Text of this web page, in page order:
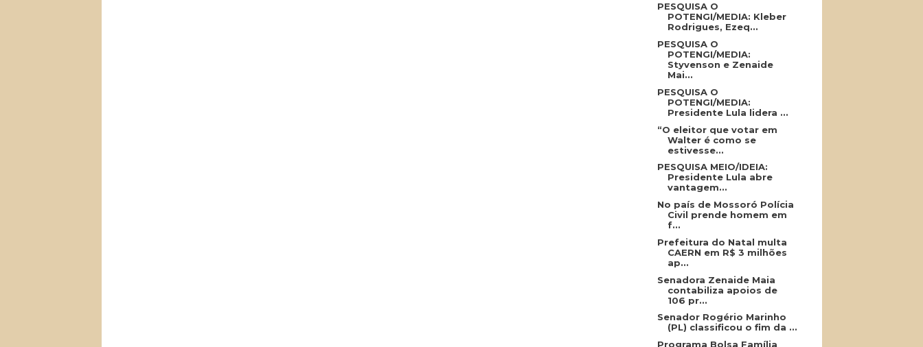
PESQUISA O
POTENGI/MEDIA: Kleber
Rodrigues, Ezeq...
PESQUISA O
POTENGI/MEDIA:
Styvenson e Zenaide
Mai...
PESQUISA O
POTENGI/MEDIA:
Presidente Lula lidera ...
“O eleitor que votar em
Walter é como se
estivesse...
PESQUISA MEIO/IDEIA:
Presidente Lula abre
vantagem...
No país de Mossoró Polícia
Civil prende homem em
f...
Prefeitura do Natal multa
CAERN em R$ 3 milhões
ap...
Senadora Zenaide Maia
contabiliza apoios de
106 pr...
Senador Rogério Marinho
(PL) classificou o fim da ...
Programa Bolsa Família